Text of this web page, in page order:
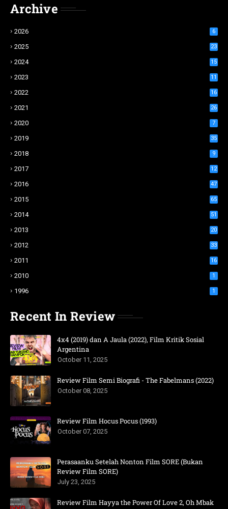
Archive
2026 6
2025 23
2024 15
2023 11
2022 16
2021 26
2020 7
2019 35
2018 9
2017 12
2016 47
2015 65
2014 51
2013 20
2012 33
2011 16
2010 1
1996 1
Recent In Review
4x4 (2019) dan A Jaula (2022), Film Kritik Sosial
Argentina
October 11, 2025
Review Film Semi Biografi - The Fabelmans (2022)
October 08, 2025
Review Film Hocus Pocus (1993)
October 07, 2025
Perasaanku Setelah Nonton Film SORE (Bukan
Review Film SORE)
July 23, 2025
Review Film Hayya the Power Of Love 2, Oh Mbak